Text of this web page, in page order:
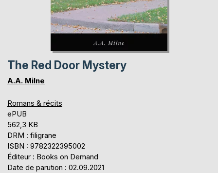
The Red Door Mystery
A.A. Milne
Romans & récits
ePUB
562,3 KB
DRM : filigrane
ISBN : 9782322395002
Éditeur : Books on Demand
Date de parution : 02.09.2021